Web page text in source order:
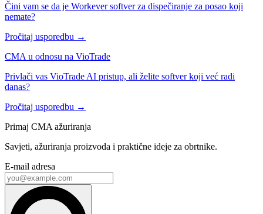
Čini vam se da je Workever softver za dispečiranje za posao koji
nemate?
Pročitaj usporedbu →
CMA u odnosu na VioTrade
Privlači vas VioTrade AI pristup, ali želite softver koji već radi
danas?
Pročitaj usporedbu →
Primaj CMA ažuriranja
Savjeti, ažuriranja proizvoda i praktične ideje za obrtnike.
E-mail adresa